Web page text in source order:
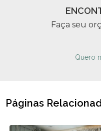
Faça seu
Quero
Páginas